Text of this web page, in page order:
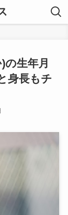
生年月
身長もチ